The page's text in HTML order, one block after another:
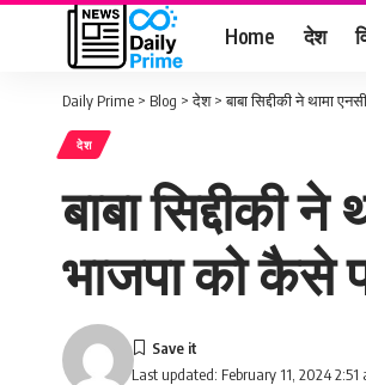
Home देश
Daily Prime > Blog >देश>बाबा सिद्दीकी ने थामा
देश
बाबा सिद्दीकी
भाजपा को कैसे
Last updated: February 11, 2024 2:51